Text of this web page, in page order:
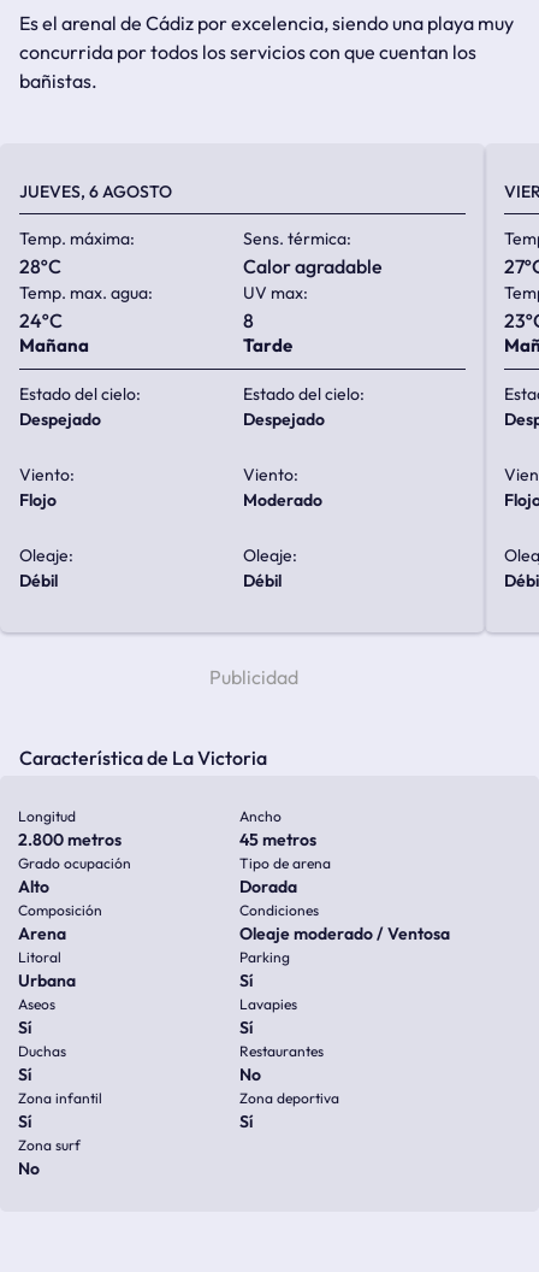
Es el arenal de Cádiz por excelencia, siendo una playa muy
concurrida por todos los servicios con que cuentan los
bañistas.
JUEVES, 6 AGOSTO
Temp. máxima:
28ºC
Sens. térmica:
calor agradable
Temp. max. agua:
24ºC
UV max:
8
Mañana
Estado del cielo:
despejado
Viento:
flojo
Oleaje:
débil
Tarde
Estado del cielo:
despejado
Viento:
moderado
Oleaje:
débil
Característica de La Victoria
Longitud
2.800 metros
Ancho
45 metros
Grado ocupación
Alto
Tipo de arena
Dorada
Composición
Arena
Condiciones
Oleaje moderado / Ventosa
Litoral
Urbana
Parking
Sí
Aseos
Sí
Lavapies
Sí
Duchas
Sí
Restaurantes
No
Zona infantil
Sí
Zona deportiva
Sí
Zona surf
No